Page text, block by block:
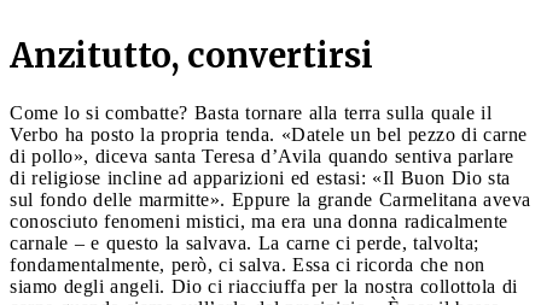
Anzitutto, convertirsi
Come lo si combatte? Basta tornare alla terra sulla quale il
Verbo ha posto la propria tenda. «Datele un bel pezzo di carne
di pollo», diceva santa Teresa d’Avila quando sentiva parlare
di religiose incline ad apparizioni ed estasi: «Il Buon Dio sta
sul fondo delle marmitte». Eppure la grande Carmelitana aveva
conosciuto fenomeni mistici, ma era una donna radicalmente
carnale – e questo la salvava. La carne ci perde, talvolta;
fondamentalmente, però, ci salva. Essa ci ricorda che non
siamo degli angeli. Dio ci riacciuffa per la nostra collottola di